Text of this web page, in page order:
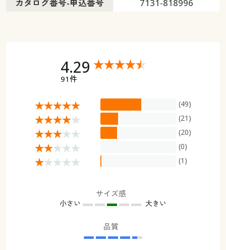
カタログ番号-申込番号 7131-818996
4.29
91件
(49)
(21)
(20)
(0)
(1)
サイズ感
小さい 大きい
品質